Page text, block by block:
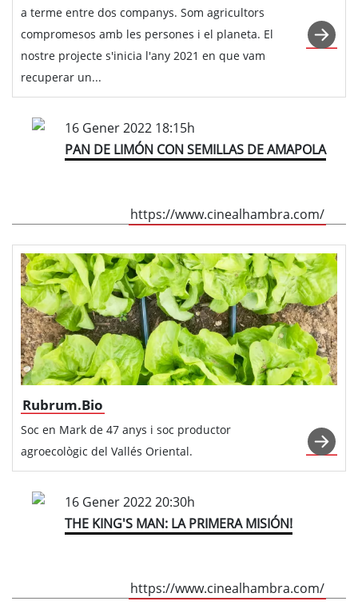
a terme entre dos companys. Som agricultors
compromesos amb les persones i el planeta. El
nostre projecte s'inicia l'any 2021 en que vam
recuperar un...
16 Gener 2022 18:15h
PAN DE LIMÓN CON SEMILLAS DE AMAPOLA
https://www.cinealhambra.com/
Rubrum.Bio
Soc en Mark de 47 anys i soc productor
agroecològic del Vallés Oriental.
16 Gener 2022 20:30h
THE KING'S MAN: LA PRIMERA MISIÓN!
https://www.cinealhambra.com/